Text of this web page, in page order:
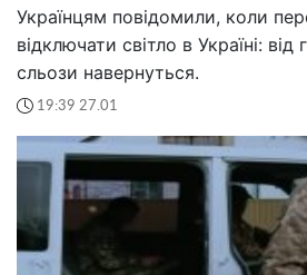
Українцям повідомили, коли
відключати світло в Україні: від
сльози навернуться.
19:39 27.01